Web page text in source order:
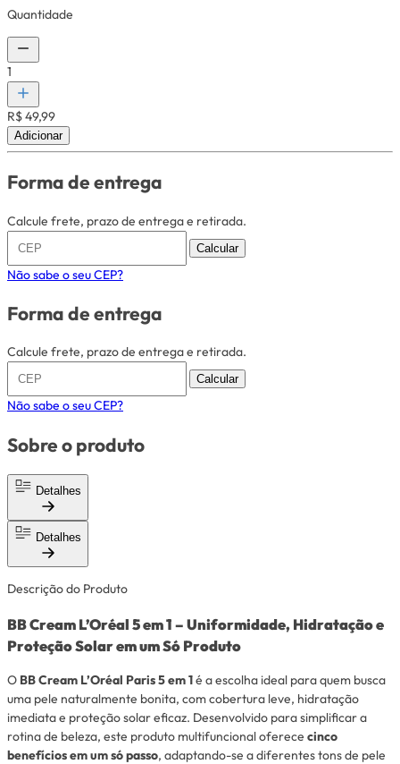
Quantidade
1
R$ 49,99
Adicionar
Forma de entrega
Calcule frete, prazo de entrega e retirada.
Calcular
Não sabe o seu CEP?
Forma de entrega
Calcule frete, prazo de entrega e retirada.
Calcular
Não sabe o seu CEP?
Sobre o produto
Detalhes
Detalhes
Descrição do Produto
BB Cream L’Oréal 5 em 1 – Uniformidade, Hidratação e
Proteção Solar em um Só Produto
O BB Cream L’Oréal Paris 5 em 1é a escolha ideal para quem busca
uma pele naturalmente bonita, com cobertura leve, hidratação
imediata e proteção solar eficaz. Desenvolvido para simplificar a
rotina de beleza, este produto multifuncional oferece cinco
benefícios em um só passo, adaptando-se a diferentes tons de pele